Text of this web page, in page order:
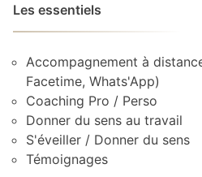
Les essentiels
Accompagnement à
Facetime, Whats'App)
Coaching Pro / Perso
Donner du sens au travail
S'éveiller / Donner du sens
Témoignages